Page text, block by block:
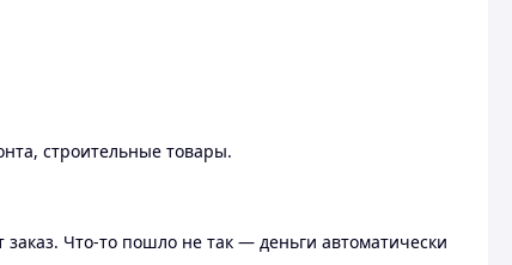
строительные товары.
Что-то пошло не так — деньги автоматически